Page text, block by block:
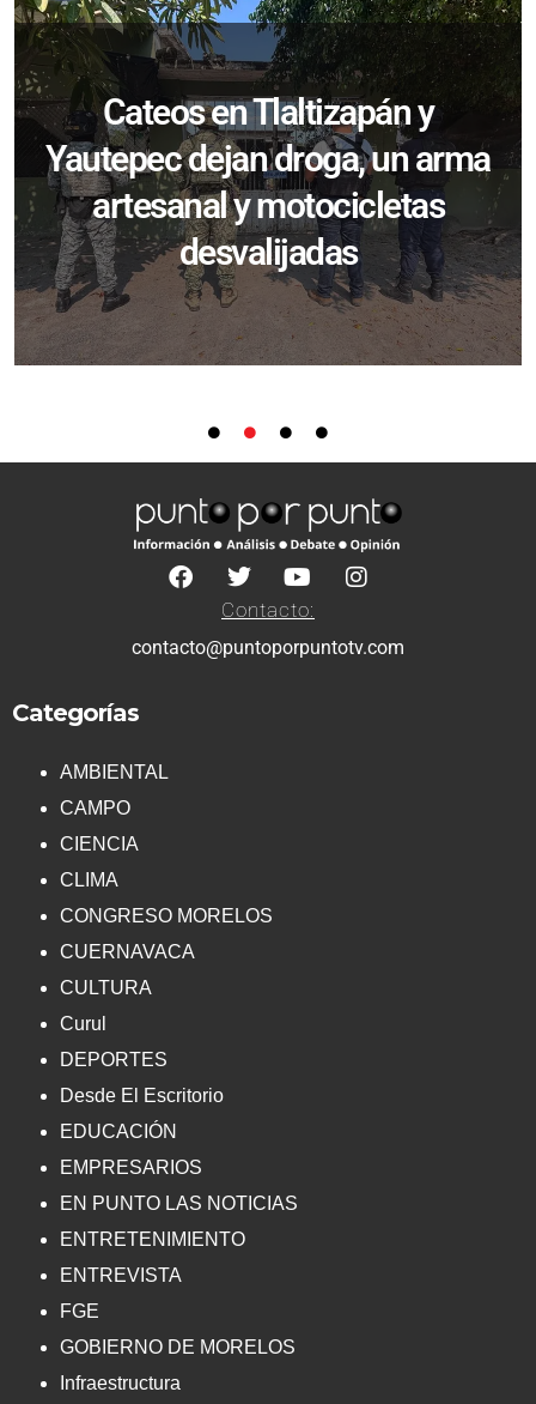
Cateos en Tlaltizapán y
Yautepec dejan droga, un arma
artesanal y motocicletas
desvalijadas
Contacto:
contacto@puntoporpuntotv.com
Categorías
AMBIENTAL
CAMPO
CIENCIA
CLIMA
CONGRESO MORELOS
CUERNAVACA
CULTURA
Curul
DEPORTES
Desde El Escritorio
EDUCACIÓN
EMPRESARIOS
EN PUNTO LAS NOTICIAS
ENTRETENIMIENTO
ENTREVISTA
FGE
GOBIERNO DE MORELOS
Infraestructura